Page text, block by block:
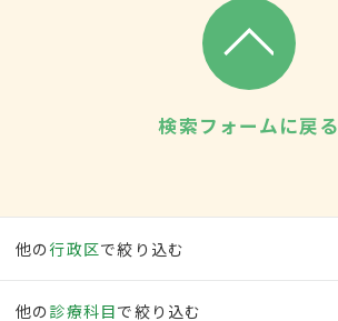
検索フォームに戻る
他の行政区で絞り込む
他の 診療科目で絞り込む